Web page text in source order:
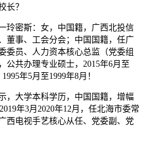
长？
密斯：女，中国籍，广西北投信
董事、工会分会；中国国籍，任广
委员、人力资本核心总监（党委组
公共办理专业硕士，2015年6月至
年5月至1999年8月！
大学本科学历，中国国籍，增幅
年3月2020年12月，任北海市委常
西电视手艺核心从任、党委副、党